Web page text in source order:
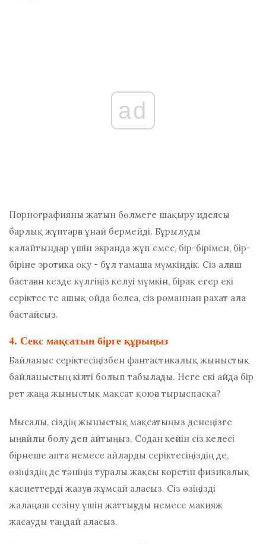
ad
Порнографияны жатын бөлмеге шақыру идеясы
барлық жұптарға ұнай бермейді. Бұрылуды
қалайтындар үшін экранда жұп емес, бір-бірімен, бір-
біріне эротика оқу - бұл тамаша мүмкіндік. Сіз алғаш
бастаған кезде күлгіңіз келуі мүмкін, бірақ егер екі
серіктес те ашық ойда болса, сіз романнан рахат ала
бастайсыз.
4. Секс мақсатын бірге құрыңыз
Байланыс серіктесіңізбен фантастикалық жыныстық
байланыстың кілті болып табылады. Неге екі айда бір
рет жаңа жыныстық мақсат қоюға тырыспасқа?
Мысалы, сіздің жыныстық мақсатыңыз денеңізге
ыңғайлы болу деп айтыңыз. Содан кейін сіз келесі
бірнеше апта немесе айларды серіктесіңіздің де,
өзіңіздің де тәніңіз туралы жақсы көретін физикалық
қасиеттерді жазуға жұмсай аласыз. Сіз өзіңізді
жалаңаш сезіну үшін жаттығуды немесе макияж
жасауды таңдай аласыз.